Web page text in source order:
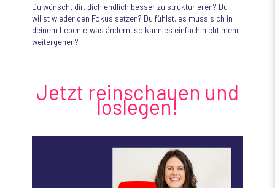
Du wünscht dir, dich endlich besser zu strukturieren? Du
willst wieder den Fokus setzen? Du fühlst, es muss sich in
deinem Leben etwas ändern, so kann es einfach nicht mehr
weitergehen?
Jetzt reinschauen und
loslegen!